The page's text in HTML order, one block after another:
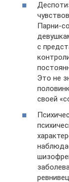
Парни-
с
Это не
своей